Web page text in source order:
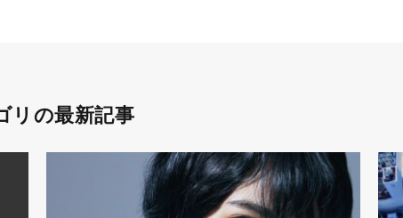
リの最新記事